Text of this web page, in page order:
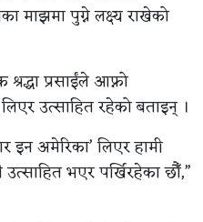
माझमा पुग्ने लक्ष्य राखेको
प्रसाईंले आफ्नो
लिएर उत्साहित रहेको बताइन् ।
इन अमेरिका’ लिएर हामी
भएर पर्खिरहेका छौँ,”